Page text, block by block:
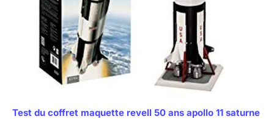
Test du coffret maquette revell 50 ans apollo 11 saturne